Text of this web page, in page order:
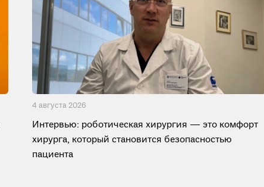
4 августа 2026
Интервью: роботическая хирургия — это комфорт
хирурга, который становится безопасностью
пациента